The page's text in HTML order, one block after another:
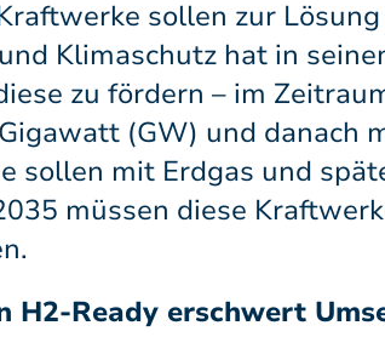
sollen zur
Klimaschutz hat in
zu fördern – im
(GW) und danach
sollen mit Erdgas und
müssen diese
H2-Ready erschwert